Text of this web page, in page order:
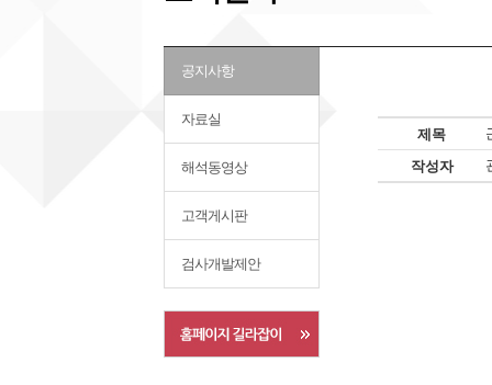
공지사항
자료실
해석동영상
고객게시판
검사개발제안
제목
작성자